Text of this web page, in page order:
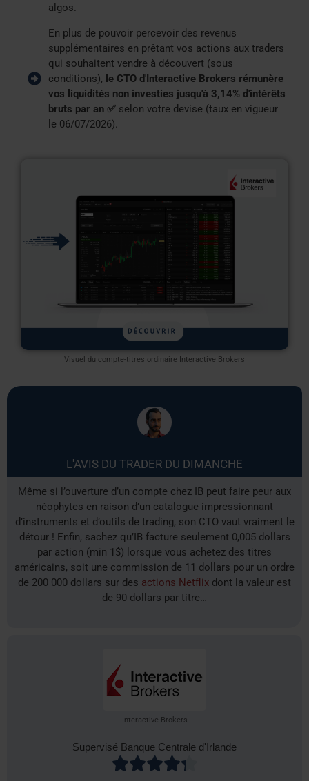
algos.
En plus de pouvoir percevoir des revenus
supplémentaires en prêtant vos actions aux traders
qui souhaitent vendre à découvert (sous
conditions), le CTO d'Interactive Brokers rémunère
vos liquidités non investies jusqu'à 3,14% d'intérêts
bruts par an ✅ selon votre devise (taux en vigueur
le 06/07/2026).
Visuel du compte-titres ordinaire Interactive Brokers
L'AVIS DU TRADER DU DIMANCHE
Même si l’ouverture d’un compte chez IB peut faire peur aux
néophytes en raison d’un catalogue impressionnant
d’instruments et d’outils de trading, son CTO vaut vraiment le
détour ! Enfin, sachez qu’IB facture seulement 0,005 dollars
par action (min 1$) lorsque vous achetez des titres
américains, soit une commission de 11 dollars pour un ordre
de 200 000 dollars sur des actions Netflix dont la valeur est
de 90 dollars par titre…
Interactive Brokers
Supervisé Banque Centrale d'Irlande